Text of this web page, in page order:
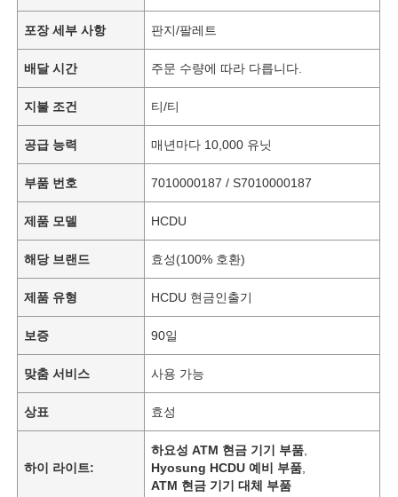
포장 세부 사항 판지/팔레트
배달 시간 주문 수량에 따라 다릅니다.
지불 조건 티/티
공급 능력 매년마다 10,000 유닛
부품 번호 7010000187 / S7010000187
제품 모델 HCDU
해당 브랜드 효성(100% 호환)
제품 유형 HCDU 현금인출기
보증 90일
맞춤 서비스 사용 가능
상표 효성
하이 라이트:
하요성 ATM 현금 기기 부품
Hyosung HCDU 예비 부품
ATM 현금 기기 대체 부품